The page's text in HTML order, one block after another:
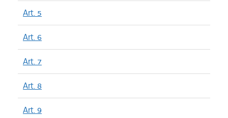
Art. 5
Art. 6
Art. 7
Art. 8
Art. 9